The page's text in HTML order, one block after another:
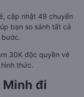
cập nhật 49 chuyến
bạn so sánh tất cả
bước.
30K độc quyền vé
thức.
Minh đi